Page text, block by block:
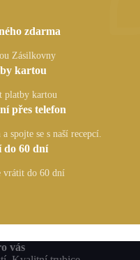
zdarma
Zásilkovny
kartou
platby kartou
přes telefon
spojte se s naší recepcí.
do 60 dní
vrátit do 60 dní
vás